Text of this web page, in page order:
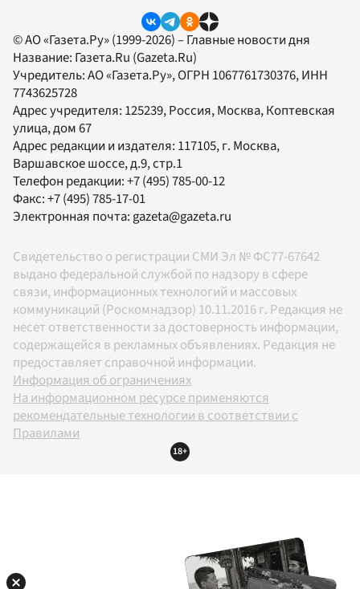
© АО «Газета.Ру» (1999-2026) – Главные новости дня
Название: Газета.Ru (Gazeta.Ru)
Учредитель:АО «Газета.Ру», ОГРН 1067761730376, ИНН
7743625728
Адрес учредителя: 125239, Россия, Москва, Коптевская
улица, дом 67
Адрес редакции и издателя: 117105, г. Москва,
Варшавское шоссе, д.9, стр.1
Телефон редакции:+7 (495) 785-00-12
Факс:+7 (495) 785-17-01
Электронная почта: gazeta@gazeta.ru
Свидетельство о регистрации СМИ Эл № ФС77-67642
выдано федеральной службой по надзору в сфере
связи, информационных технологий и массовых
коммуникаций (Роскомнадзор) 10.11.2016 г. Редакция не
несет ответственности за достоверность информации,
содержащейся в рекламных объявлениях. Редакция не
предоставляет справочной информации.
Информация об ограничениях
На информационном ресурсе применяются
рекомендательные технологии в соответствии с
Правилами
18+